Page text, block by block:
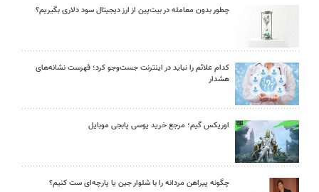
چطور بدون معامله در بیت‌پین از ارز دیجیتال سود دلاری بگیریم؟
کدام علائم را نباید در اینترنت جست‌وجو کرد؛ فهرست نشانه‌های
هشدار
اوریکس گیم؛ مرجع خرید یوسی پابجی موبایل
چگونه پیراهن مردانه را با شلوار جین یا پارچه‌ای ست کنیم؟